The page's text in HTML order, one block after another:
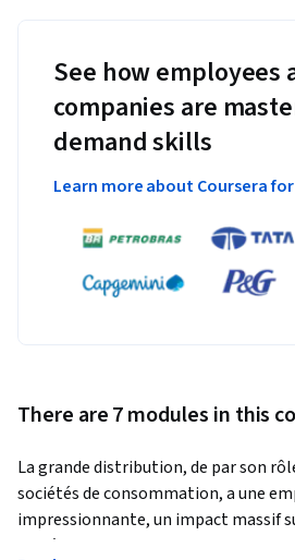
See how employees
companies are
demand skills
Learn more about Coursera for
There are 7 modules in this
La grande distribution, de par son
sociétés de consommation, a une
impressionnante, un impact massif
planète.